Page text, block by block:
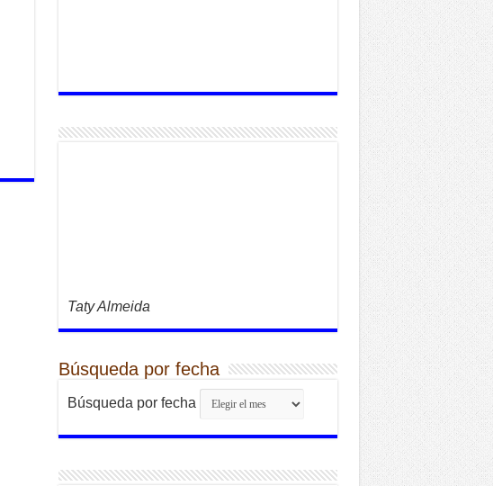
Taty Almeida
Búsqueda por fecha
Búsqueda por fecha